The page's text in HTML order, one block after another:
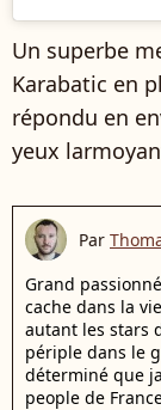
Un superbe
Karabatic en
répondu en
yeux
Par
Grand
cache dans la
autant les stars
périple dans le
déterminé que
people de